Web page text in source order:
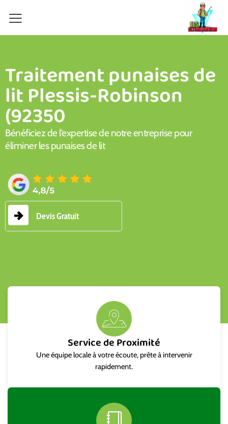
Traitement punaises de
lit Plessis-Robinson
(92350
Bénéficiez de l’expertise de notre entreprise pour
éliminer les punaises de lit
Devis Gratuit
Service de Proximité
Une équipe locale à votre écoute, prête à intervenir
rapidement.